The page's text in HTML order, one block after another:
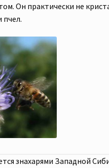
Он практически не
пчел.
знахарями Западной